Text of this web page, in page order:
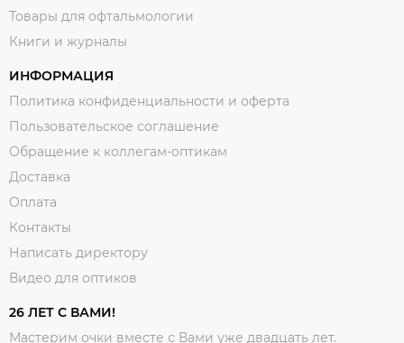
Товары для офтальмологии
Книги и журналы
ИНФОРМАЦИЯ
Политика конфиденциальности и оферта
Пользовательское соглашение
Обращение к коллегам-оптикам
Доставка
Оплата
Контакты
Написать директору
Видео для оптиков
26 ЛЕТ С ВАМИ!
Мастерим очки вместе с Вами уже двадцать лет.